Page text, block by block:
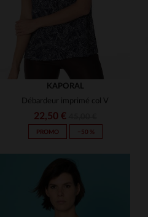
KAPORAL
Débardeur imprimé col V
22,50 €
PROMO −50 %